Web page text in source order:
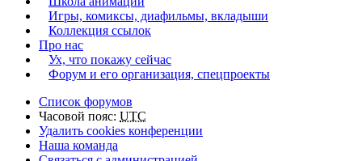
Игры, комиксы, диафильмы, вкладыши
Коллекция ссылок
Про нас
Ух, что покажу сейчас
Форум и его организация, спецпроекты
Список форумов
Часовой пояс: UTC
Удалить cookies конференции
Наша команда